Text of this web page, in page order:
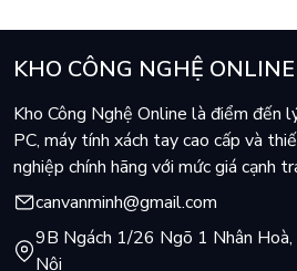
KHO CÔNG NGHỆ ONLINE
Kho Công Nghệ Online là điểm đến
PC, máy tính xách tay cao cấp và
nghiệp chính hãng với mức giá cạnh
canvanminh@gmail.com
9B Ngách 1/26 Ngõ 1 Nhân Hoà,
Nội